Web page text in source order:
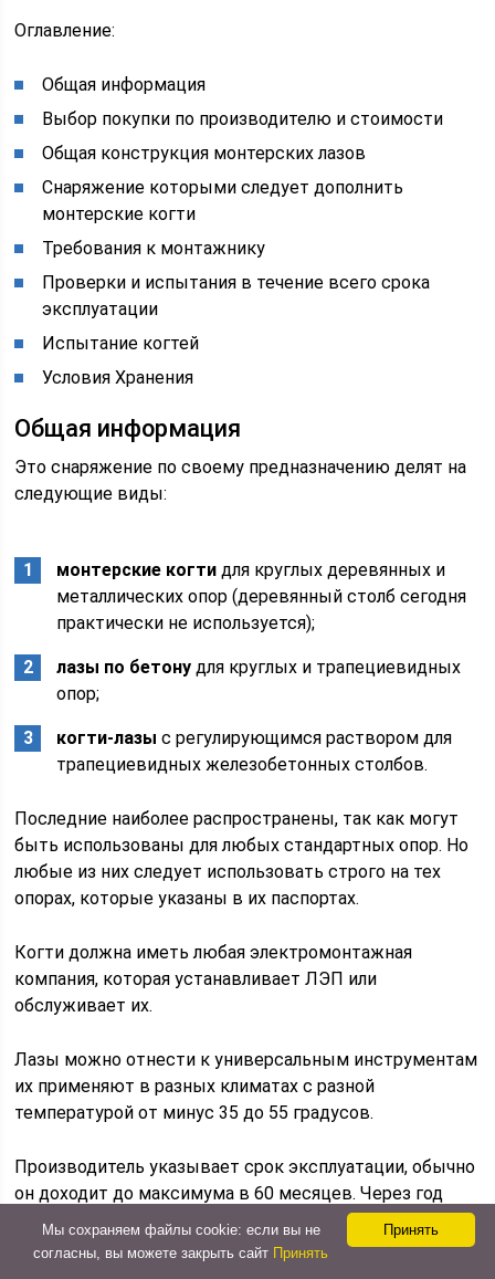
Оглавление:
Общая информация
Выбор покупки по производителю и стоимости
Общая конструкция монтерских лазов
Снаряжение которыми следует дополнить
монтерские когти
Требования к монтажнику
Проверки и испытания в течение всего срока
эксплуатации
Испытание когтей
Условия Хранения
Общая информация
Это снаряжение по своему предназначению делят на
следующие виды:
монтерские когти для круглых деревянных и
металлических опор (деревянный столб сегодня
практически не используется);
лазы по бетону для круглых и трапециевидных
опор;
когти-лазы с регулирующимся раствором для
трапециевидных железобетонных столбов.
Последние наиболее распространены, так как могут
быть использованы для любых стандартных опор. Но
любые из них следует использовать строго на тех
опорах, которые указаны в их паспортах.
Когти должна иметь любая электромонтажная
компания, которая устанавливает ЛЭП или
обслуживает их.
Лазы можно отнести к универсальным инструментам
их применяют в разных климатах с разной
температурой от минус 35 до 55 градусов.
Производитель указывает срок эксплуатации, обычно
он доходит до максимума в 60 месяцев. Через год
приспособления должны быть просмотрены. Могут
быть заменены некоторые элементы. Поэтому, если
Принять
Мы сохраняем файлы cookie: если вы не
согласны, вы можете закрыть сайт Принять